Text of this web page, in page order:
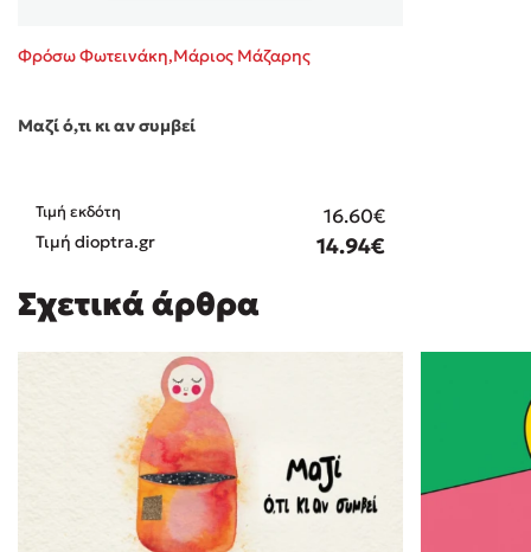
Φρόσω Φωτεινάκη,Μάριος Μάζαρης
Μαζί ό,τι κι αν συμβεί
Τιμή εκδότη 16.60€
Τιμή dioptra.gr 14.94€
Σχετικά άρθρα